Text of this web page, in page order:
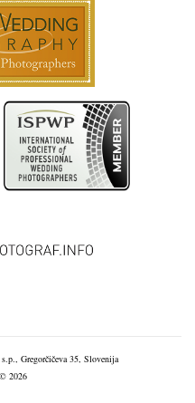
Gregorčičeva 35, Slovenija
2026